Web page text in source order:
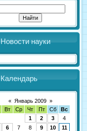
Новости науки
Календарь
« Январь 2009 »
Вт Ср Чт Пт Сб
Вс
1
2 3
4
6 7 8 9 10
11